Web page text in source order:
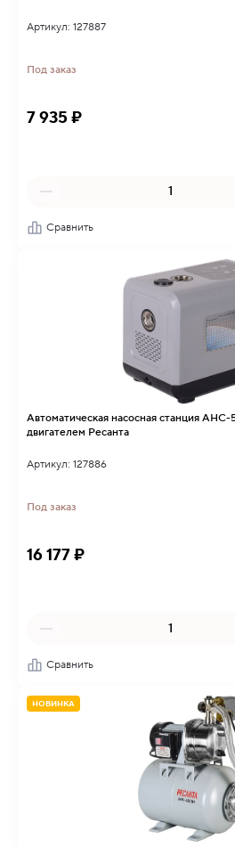
Артикул: 127887
Под заказ
7 935 ₽
Сравнить
Автоматическая насосная станция
двигателем Ресанта
Артикул: 127886
Под заказ
16 177 ₽
Сравнить
НОВИНКА